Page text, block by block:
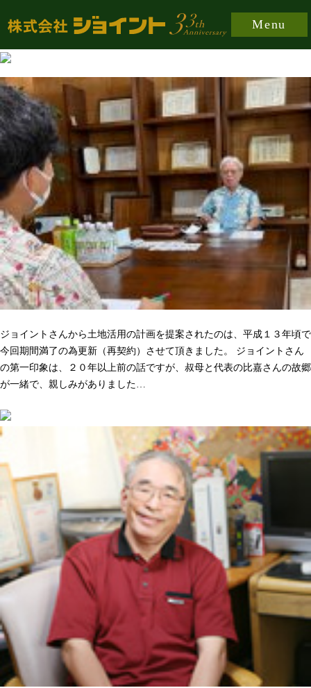
Menu
fancybox/fancybox/jquery.fancybox-1.3.8.min.css
ジョイントさんから土地活用の計画を提案されたのは、平成１３年頃で
今回期間満了の為更新（再契約）させて頂きました。 ジョイントさん
の第一印象は、２０年以上前の話ですが、叔母と代表の比嘉さんの故郷
が一緒で、親しみがありました…